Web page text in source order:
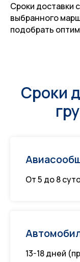
Сроки доставки
выбранного
подобрать
Сроки
От 5 до 8
13-18 дней